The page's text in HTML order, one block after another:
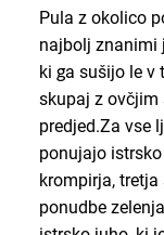
Pula z okolico
najbolj znanimi
ki ga sušijo le v
skupaj z ovčjim
predjed.Za vse
ponujajo
krompirja,
ponudbe